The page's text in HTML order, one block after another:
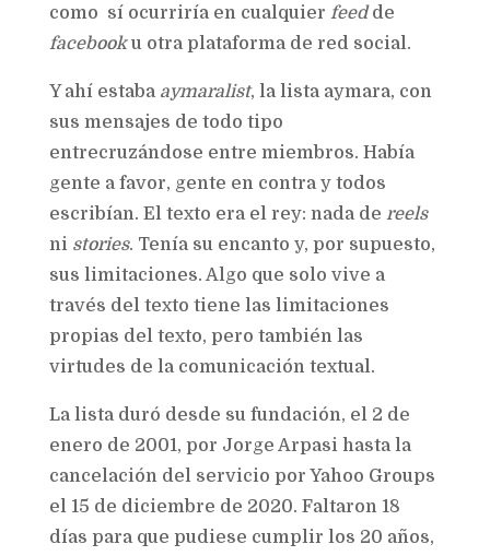
como sí ocurriría en cualquier feedde
facebooku otra plataforma de red social.
Y ahí estaba aymaralist, la lista aymara, con
sus mensajes de todo tipo
entrecruzándose entre miembros. Había
gente a favor, gente en contra y todos
escribían. El texto era el rey: nada de reels
ni stories. Tenía su encanto y, por supuesto,
sus limitaciones. Algo que solo vive a
través del texto tiene las limitaciones
propias del texto, pero también las
virtudes de la comunicación textual.
La lista duró desde su fundación, el 2 de
enero de 2001, por Jorge Arpasi hasta la
cancelación del servicio por Yahoo Groups
el 15 de diciembre de 2020. Faltaron 18
días para que pudiese cumplir los 20 años,